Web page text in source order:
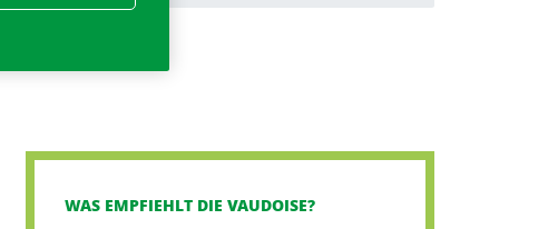
WAS EMPFIEHLT DIE VAUDOISE?